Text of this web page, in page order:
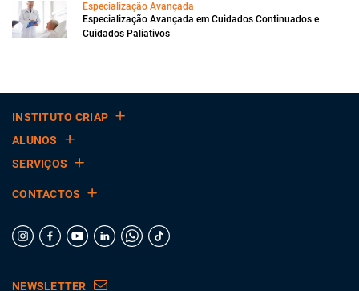
Especialização Avançada
Especialização Avançada em Cuidados Continuados e
Cuidados Paliativos
INSTITUTO CRIAP
ALUNOS
SERVIÇOS
CONTACTOS
NEWSLETTER